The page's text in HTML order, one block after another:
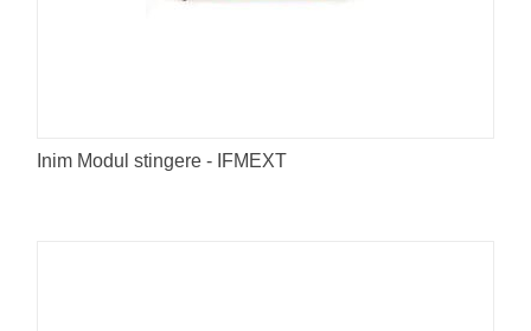
Inim Modul stingere - IFMEXT